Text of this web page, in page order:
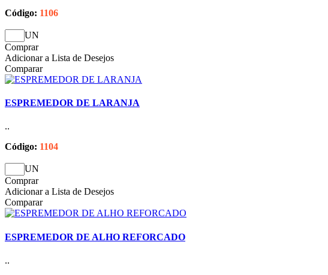
Código: 1106
UN
Comprar
Adicionar a Lista de Desejos
Comparar
ESPREMEDOR DE LARANJA
..
Código: 1104
UN
Comprar
Adicionar a Lista de Desejos
Comparar
ESPREMEDOR DE ALHO REFORCADO
..